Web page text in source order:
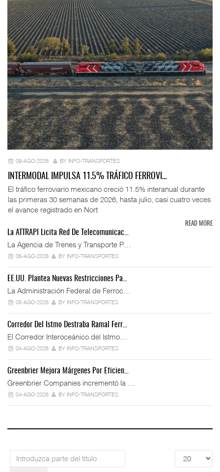
09-AGO-2026 BY INFO-TRANSPORTES
INTERMODAL IMPULSA 11.5% TRÁFICO FERROVI…
El tráfico ferroviario mexicano creció 11.5% interanual durante
las primeras 30 semanas de 2026, hasta julio, casi cuatro veces
el avance registrado en Nort
READ MORE
La ATTRAPI Licita Red De Telecomunicac…
La Agencia de Trenes y Transporte P…
06-AGO-2026 BY INFO-TRANSPORTES
EE.UU. Plantea Nuevas Restricciones Pa…
La Administración Federal de Ferroc…
05-AGO-2026 BY INFO-TRANSPORTES
Corredor Del Istmo Destraba Ramal Ferr…
El Corredor Interoceánico del Istmo…
04-AGO-2026 BY INFO-TRANSPORTES
Greenbrier Mejora Márgenes Por Eficien…
Greenbrier Companies incrementó la …
04-AGO-2026 BY INFO-TRANSPORTES
Introduzca
parte
Cantidad
a